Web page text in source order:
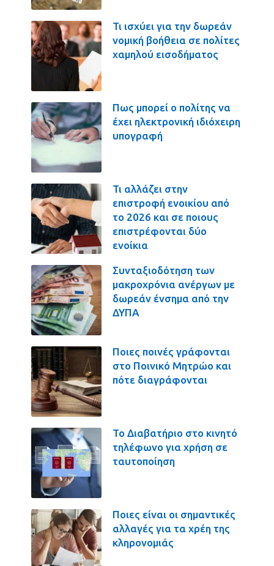
Τι ισχύει για την δωρεάν
νομική βοήθεια σε πολίτες
χαμηλού εισοδήματος
Πως μπορεί ο πολίτης να
έχει ηλεκτρονική ιδιόχειρη
υπογραφή
Τι αλλάζει στην
επιστροφή ενοικίου από
το 2026 και σε ποιους
επιστρέφονται δύο
ενοίκια
Συνταξιοδότηση των
μακροχρόνια ανέργων με
δωρεάν ένσημα από την
ΔΥΠΑ
Ποιες ποινές γράφονται
στο Ποινικό Μητρώο και
πότε διαγράφονται
Το Διαβατήριο στο κινητό
τηλέφωνο για χρήση σε
ταυτοποίηση
Ποιες είναι οι σημαντικές
αλλαγές για τα χρέη της
κληρονομιάς